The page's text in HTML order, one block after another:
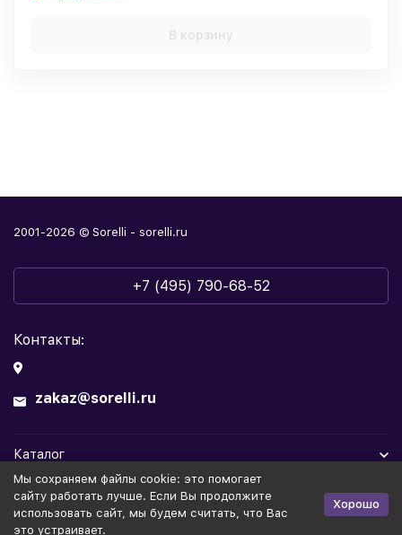
В корзину
2001-2026 © Sorelli - sorelli.ru
+7 (495) 790-68-52
Контакты:
zakaz@sorelli.ru
Каталог
Информация
Мы cохраняем файлы cookie: это помогает
сайту работать лучше. Если Вы продолжите
использовать сайт, мы будем считать, что Вас
это устраивает.
Хорошо